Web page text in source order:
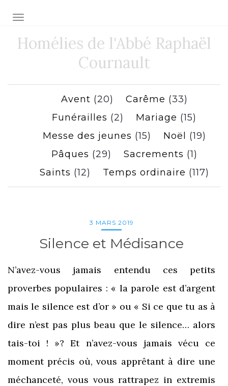
Toggle navigation
Homélies de l'Abbé Raphaël
Cournault
Avent (20) Carême (33)
Funérailles (2) Mariage (15)
Messe des jeunes (15) Noël
(19)
Pâques (29) Sacrements (1)
Saints (12) Temps ordinaire (117)
3 MARS 2019
Silence et Médisance
N’avez-vous jamais entendu ces petits
proverbes populaires : « la parole est d’argent
mais le silence est d’or » ou « Si ce que tu as à
dire n’est pas plus beau que le silence… alors
tais-toi ! »? Et n’avez-vous jamais vécu ce
moment précis où, vous apprêtant à dire une
méchanceté, vous vous rattrapez in extremis